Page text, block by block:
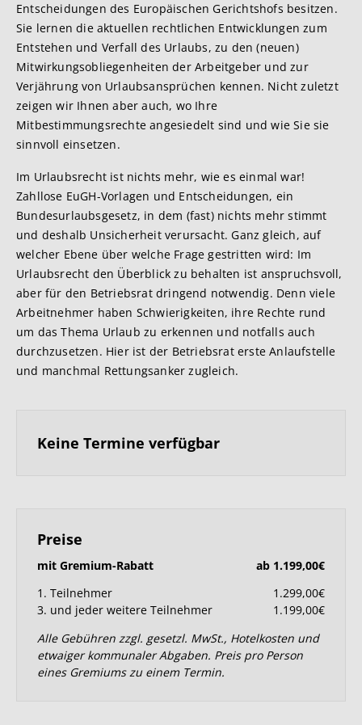
Entscheidungen des Europäischen Gerichtshofs besitzen.
Sie lernen die aktuellen rechtlichen Entwicklungen zum
Entstehen und Verfall des Urlaubs, zu den (neuen)
Mitwirkungsobliegenheiten der Arbeitgeber und zur
Verjährung von Urlaubsansprüchen kennen. Nicht zuletzt
zeigen wir Ihnen aber auch, wo Ihre
Mitbestimmungsrechte angesiedelt sind und wie Sie sie
sinnvoll einsetzen.
Im Urlaubsrecht ist nichts mehr, wie es einmal war!
Zahllose EuGH-Vorlagen und Entscheidungen, ein
Bundesurlaubsgesetz, in dem (fast) nichts mehr stimmt
und deshalb Unsicherheit verursacht. Ganz gleich, auf
welcher Ebene über welche Frage gestritten wird: Im
Urlaubsrecht den Überblick zu behalten ist anspruchsvoll,
aber für den Betriebsrat dringend notwendig. Denn viele
Arbeitnehmer haben Schwierigkeiten, ihre Rechte rund
um das Thema Urlaub zu erkennen und notfalls auch
durchzusetzen. Hier ist der Betriebsrat erste Anlaufstelle
und manchmal Rettungsanker zugleich.
Keine Termine verfügbar
Preise
mit Gremium-Rabatt
ab 1.199,00€
1. Teilnehmer
1.299,00€
3. und jeder weitere Teilnehmer
1.199,00€
Alle Gebühren zzgl. gesetzl. MwSt., Hotelkosten und
etwaiger kommunaler Abgaben. Preis pro Person
eines Gremiums zu einem Termin.